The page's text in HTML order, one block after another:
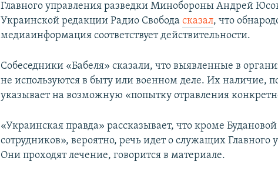
Главного управления разведки Минобороны Андрей
Украинской редакции Радио Свободасказал, что
медиаинформация соответствует действительности.
Собеседники «Бабеля» сказали, что выявленные в
не используются в быту или военном деле. Их наличие,
указывает на возможную «попытку отравления
«Украинская правда» рассказывает, что кроме
сотрудников», вероятно, речь идет о служащих Главного
Они проходят лечение, говорится в материале.